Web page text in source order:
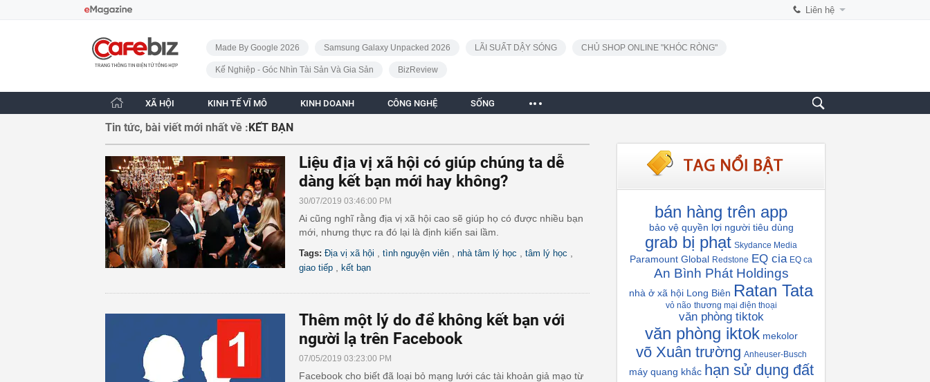
Liên hệ
CafeBiz - Trang chủ
Made By Google 2026
Samsung Galaxy Unpacked 2026 LÃI SUẤT DẬY SÓNG CHỦ SHOP ONLINE "KHÓC RÒNG"
Kế Nghiệp - Góc Nhìn Tài Sản Và Gia Sản BizReview
XÃ HỘI KINH TẾ VĨ MÔ KINH DOANH CÔNG NGHỆ SỐNG
Tin tức, bài viết mới nhất về :KẾT BẠN
Liệu địa vị xã hội có giúp chúng ta dễ
dàng kết bạn mới hay không?
30/07/2019 03:46:00 PM
Ai cũng nghĩ rằng địa vị xã hội cao sẽ giúp họ có được nhiều bạn
mới, nhưng thực ra đó lại là định kiến sai lầm.
Tags: Địa vị xã hội tình nguyện viên nhà tâm lý học tâm lý học
giao tiếp kết bạn
Thêm một lý do để không kết bạn với
người lạ trên Facebook
07/05/2019 03:23:00 PM
Facebook cho biết đã loại bỏ mạng lưới các tài khoản giả mạo từ
bán hàng trên app
bảo vệ quyền lợi người tiêu dùng
grab bị phạt Skydance Media
Paramount Global Redstone EQ cia EQ ca
An Bình Phát Holdings
nhà ở xã hội Long Biên Ratan Tata
vỏ não thương mại điện thoại
văn phòng tiktok
văn phòng iktok mekolor
võ Xuân trường Anheuser-Busch
máy quang khắc hạn sử dụng đất